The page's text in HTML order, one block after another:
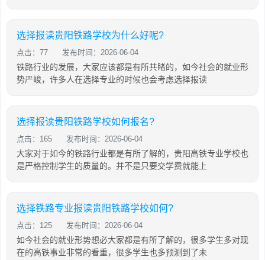
选择报读贵阳铁路学校为什么好呢?
点击：77 发布时间：2026-06-04
铁路行业的发展，大家应该都是有所共睹的，如今社会的就业形
势严峻，许多人在选择专业的时候也会考虑选择报读
选择报读贵阳铁路学校如何报名?
点击：165 发布时间：2026-06-04
大家对于如今的铁路行业都是有所了解的，贵阳高铁专业学校也
是严格控制学生的质量的。并不是只要交学费就能上
选择铁路专业报读贵阳铁路学校如何?
点击：125 发布时间：2026-06-04
如今社会的就业形势想必大家都是有所了解的，很多学生多对现
在的高铁事业非常的看重，很多学生也多预测到了未